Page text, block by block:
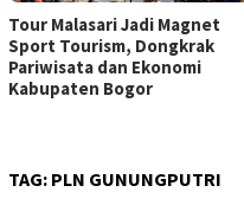
Tour Malasari Jadi Magnet
Sport Tourism, Dongkrak
Pariwisata dan Ekonomi
Kabupaten Bogor
TAG: PLN GUNUNGPUTRI